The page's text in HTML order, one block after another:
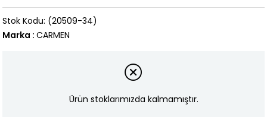
(20509-34)
Marka : CARMEN
Ürün stoklarımızda kalmamıştır.